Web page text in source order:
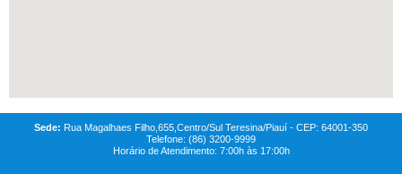
Sede: Rua Magalhaes Filho,655,Centro/Sul Teresina/Piauí - CEP: 64001-350
Telefone: (86) 3200-9999
Horário de Atendimento: 7:00h às 17:00h